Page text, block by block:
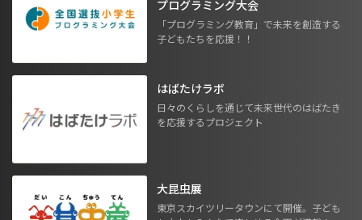
プログラミング大会
「プログラミング教育」で未来を創造する
子どもたちを応援！！
はばたけラボ
日々のくらしを通じて未来世代のはばたき
を応援するプロジェクト
大昆虫展
東京スカイツリータウンにて開催。子ども